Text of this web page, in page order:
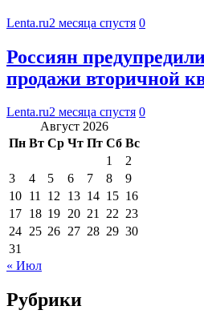
Lenta.ru2 месяца спустя 0
Россиян
продажи вторичной
Lenta.ru2 месяца спустя 0
Август 2026
Пн Вт Ср Чт Пт Сб Вс
1
2
3
4 5 6 7 8
9
10 11 12 13 14 15 16
17 18 19 20 21 22 23
24 25 26 27 28 29 30
31
« Июл
Рубрики